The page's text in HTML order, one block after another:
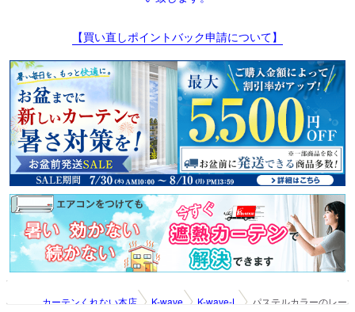
【買い直しポイントバック申請について】
カーテンくれない本店 K-wave K-wave-L パステルカラーのレー